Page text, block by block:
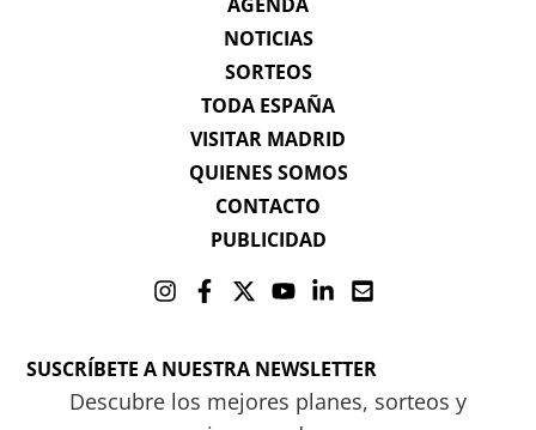
NOTICIAS
SORTEOS
TODA ESPAÑA
VISITAR MADRID
QUIENES SOMOS
CONTACTO
PUBLICIDAD
SUSCRÍBETE A NUESTRA NEWSLETTER
Descubre los mejores planes, sorteos y